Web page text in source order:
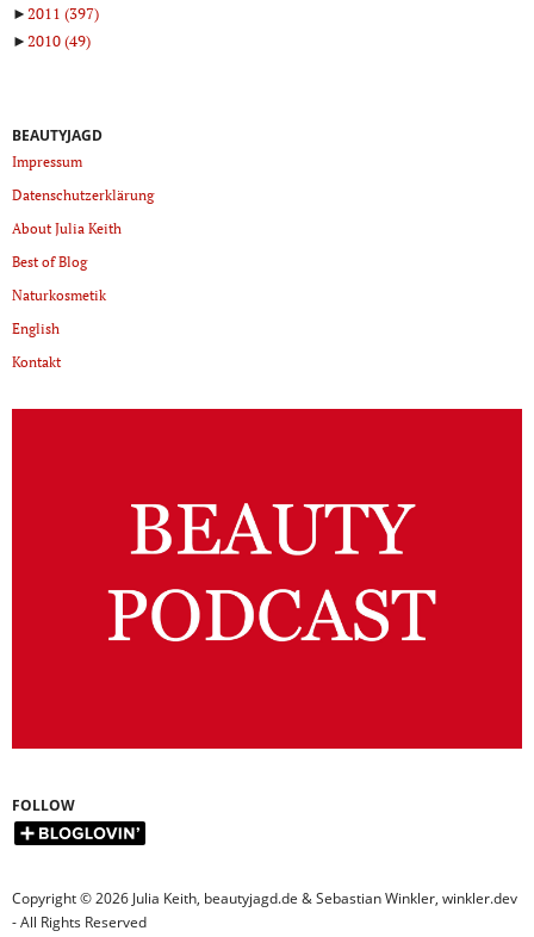
►2011 (397)
►2010(49)
BEAUTYJAGD
Impressum
Datenschutzerklärung
About Julia Keith
Best of Blog
Naturkosmetik
English
Kontakt
FOLLOW
Copyright © 2026 Julia Keith, beautyjagd.de & Sebastian Winkler, winkler.dev
- All Rights Reserved